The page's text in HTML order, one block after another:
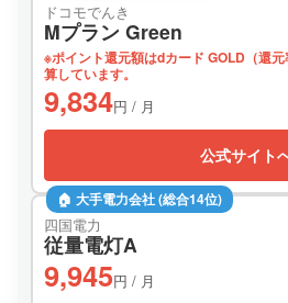
ドコモでんき
Mプラン Green
※ポイント還元額はdカード GOLD（還
算しています。
9,834円 / 月
公式サイト
🏠 大手電力会社 (総合14位)
四国電力
従量電灯A
9,945円 / 月